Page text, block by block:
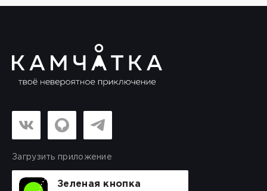
Загрузить приложение
Зеленая кнопка